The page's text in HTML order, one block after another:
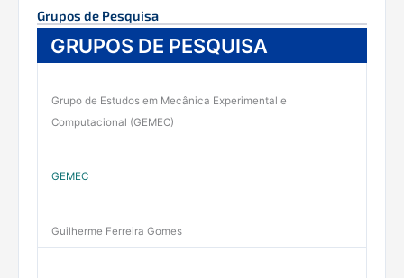
Grupos de Pesquisa
GRUPOS DE PESQUISA
Grupo de Estudos em Mecânica Experimental e
Computacional (GEMEC)
GEMEC
Guilherme Ferreira Gomes